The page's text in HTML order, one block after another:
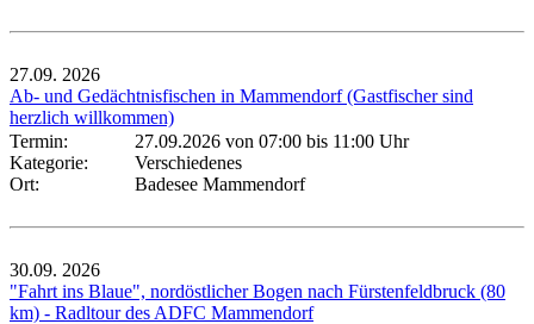
27.09. 2026
Ab- und Gedächtnisfischen in Mammendorf (Gastfischer sind
herzlich willkommen)
Termin:
27.09.2026 von 07:00 bis 11:00 Uhr
Kategorie:
Verschiedenes
Ort:
Badesee Mammendorf
30.09. 2026
"Fahrt ins Blaue", nordöstlicher Bogen nach Fürstenfeldbruck (80
km) - Radltour des ADFC Mammendorf